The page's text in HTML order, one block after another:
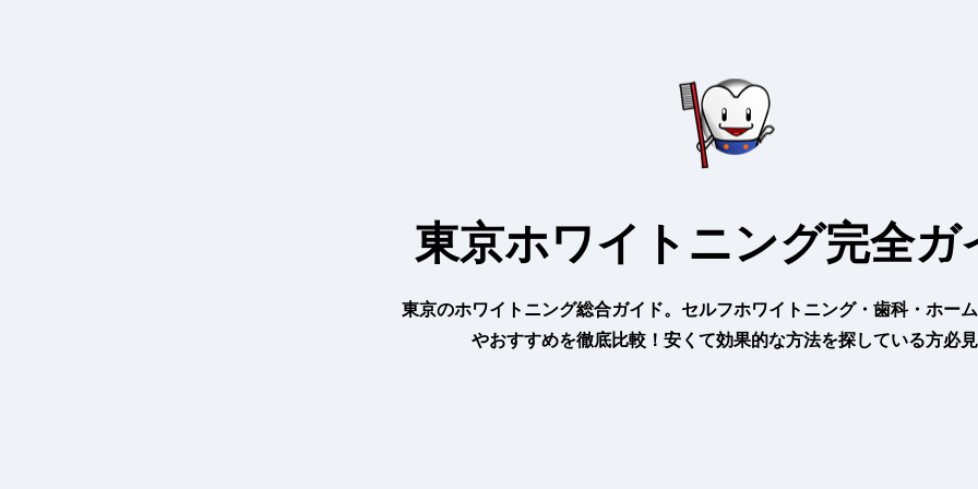
東京ホワイトニング完全ガ
東京のホワイトニング総合ガイド。セルフホワイトニング・歯科・ホー
やおすすめを徹底比較！安くて効果的な方法を探している方必